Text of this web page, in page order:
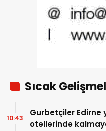
Sıcak
Gurbetçiler Edirne
otellerinde
10:43